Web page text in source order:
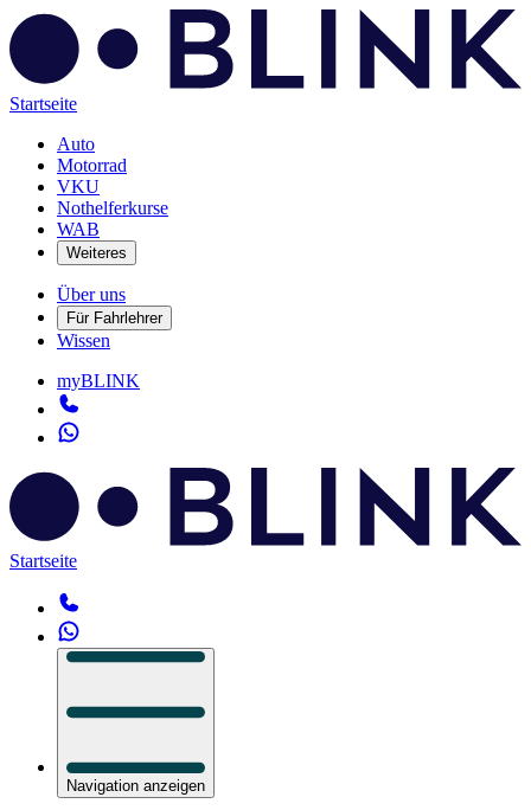
Startseite
Auto
Motorrad
VKU
Nothelferkurse
WAB
Weiteres
Über uns
Für Fahrlehrer
Wissen
myBLINK
Startseite
Navigation anzeigen